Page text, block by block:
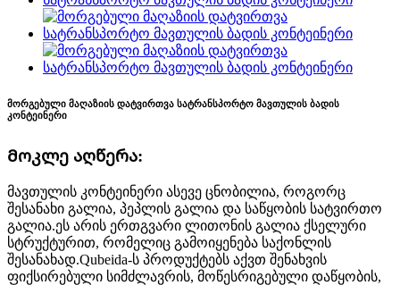
მორგებული მაღაზიის დატვირთვა სატრანსპორტო მავთულის ბადის
კონტეინერი
Მოკლე აღწერა:
მავთულის კონტეინერი ასევე ცნობილია, როგორც
შესანახი გალია, პეპლის გალია და საწყობის სატვირთო
გალია.ეს არის ერთგვარი ლითონის გალია ქსელური
სტრუქტურით, რომელიც გამოიყენება საქონლის
შესანახად.Qubeida-ს პროდუქტებს აქვთ შენახვის
ფიქსირებული სიმძლავრის, მოწესრიგებული დაწყობის,